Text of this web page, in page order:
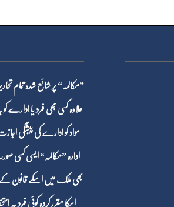
”مکالمہ“ پر شائع شدہ تمام
علاوہ کسی بھی فرد یا ادارے
مواد کو ادارے کی پیشگی
ادارہ ”مکالمہ“ ایسی کسی
بھی ملک میں اسکے قانون کے
اسکا مقرر کردہ کوئی فرد یہ